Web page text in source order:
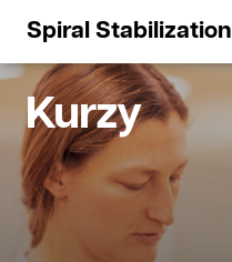
Spiral Stabilization
Kurzy